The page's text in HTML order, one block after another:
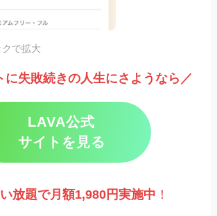
で拡大
に失敗続きの人生にさようなら／
LAVA公式
サイトを見る
放題で月額1,980円実施中 ！